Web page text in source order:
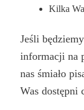
Kilka
Jeśli
informacji na
nas śmiało
Was dostępni